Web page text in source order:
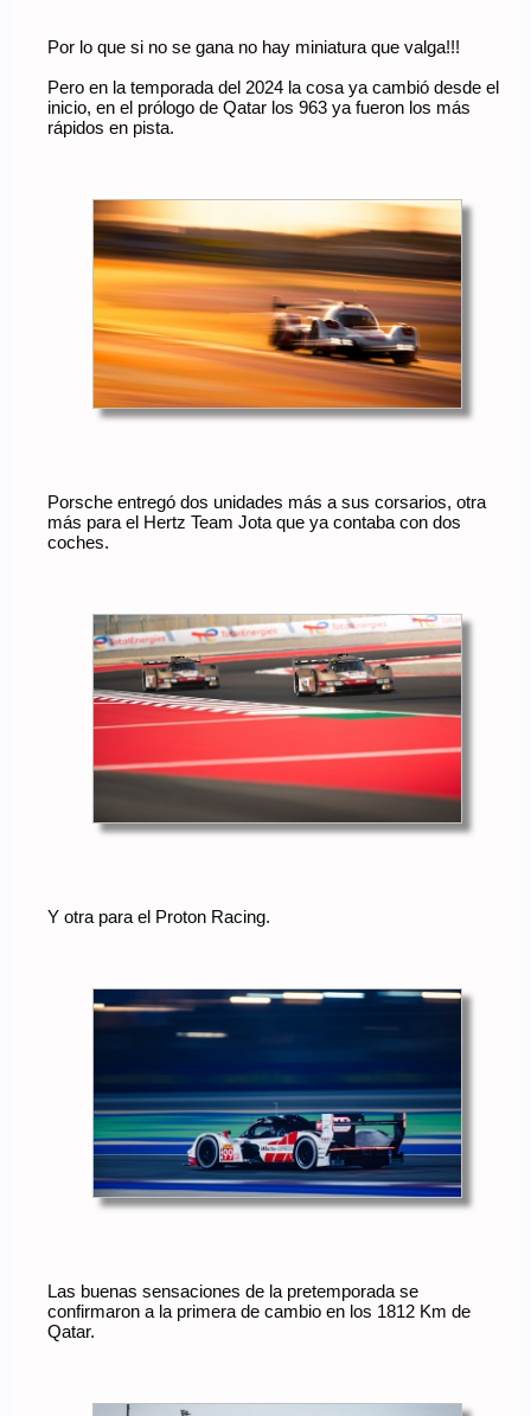
Por lo que si no se gana no hay miniatura que valga!!!
Pero en la temporada del 2024 la cosa ya cambió desde el
inicio, en el prólogo de Qatar los 963 ya fueron los más
rápidos en pista.
Porsche entregó dos unidades más a sus corsarios, otra
más para el Hertz Team Jota que ya contaba con dos
coches.
Y otra para el Proton Racing.
Las buenas sensaciones de la pretemporada se
confirmaron a la primera de cambio en los 1812 Km de
Qatar.